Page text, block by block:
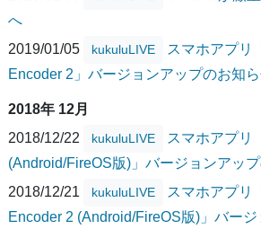
へ
2019/01/05
kukuluLIVE
スマホアプリ
Encoder 2」バージョンアップのお知
2018年 12月
2018/12/22
kukuluLIVE
スマホアプリ
(Android/FireOS版)」バージョンアッ
2018/12/21
kukuluLIVE
スマホアプリ
Encoder 2 (Android/FireOS版)」バー